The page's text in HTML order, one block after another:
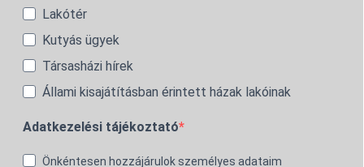
Lakótér
Kutyás ügyek
Társasházi hírek
Állami kisajátításban érintett házak lakóinak
Adatkezelési tájékoztató
Önkéntesen hozzájárulok személyes adataim